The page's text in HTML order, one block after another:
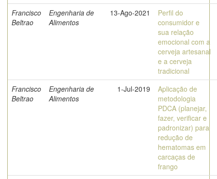
Francisco
Beltrao
Engenharia de
Alimentos
13-Ago-2021
Perfil do
consumidor e
sua relação
emocional com a
cerveja artesanal
e a cerveja
tradicional
Francisco
Beltrao
Engenharia de
Alimentos
1-Jul-2019
Aplicação de
metodologia
PDCA (planejar,
fazer, verificar e
padronizar) para
redução de
hematomas em
carcaças de
frango